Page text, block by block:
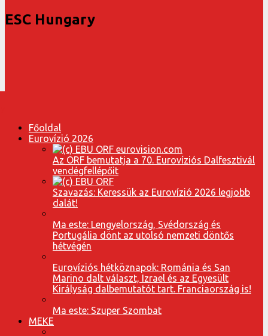
ESC Hungary
Főoldal
Eurovízió 2026
Az ORF bemutatja a 70. Eurovíziós Dalfesztivál
vendégfellépőit
Szavazás: Keressük az Eurovízió 2026 legjobb
dalát!
Ma este: Lengyelország, Svédország és
Portugália dönt az utolsó nemzeti döntős
hétvégén
Eurovíziós hétköznapok: Románia és San
Marino dalt választ, Izrael és az Egyesült
Királyság dalbemutatót tart. Franciaország is!
Ma este: Szuper Szombat
MEKE